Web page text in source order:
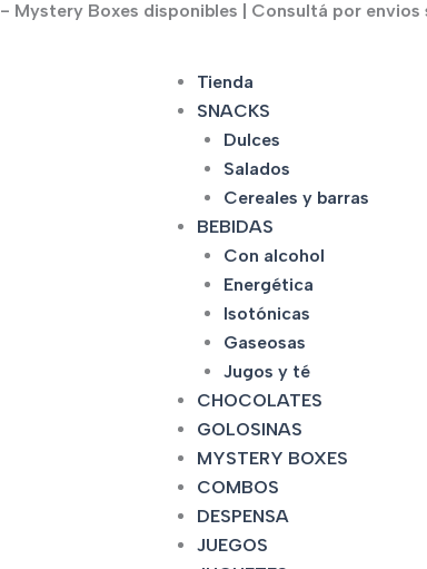
Mystery Boxes disponibles | Consultá por
Tienda
SNACKS
Dulces
Salados
Cereales y barras
BEBIDAS
Con alcohol
Energética
Isotónicas
Gaseosas
Jugos y té
CHOCOLATES
GOLOSINAS
MYSTERY BOXES
COMBOS
DESPENSA
JUEGOS